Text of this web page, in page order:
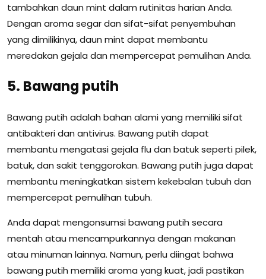
tambahkan daun mint dalam rutinitas harian Anda.
Dengan aroma segar dan sifat-sifat penyembuhan
yang dimilikinya, daun mint dapat membantu
meredakan gejala dan mempercepat pemulihan Anda.
5. Bawang putih
Bawang putih adalah bahan alami yang memiliki sifat
antibakteri dan antivirus. Bawang putih dapat
membantu mengatasi gejala flu dan batuk seperti pilek,
batuk, dan sakit tenggorokan. Bawang putih juga dapat
membantu meningkatkan sistem kekebalan tubuh dan
mempercepat pemulihan tubuh.
Anda dapat mengonsumsi bawang putih secara
mentah atau mencampurkannya dengan makanan
atau minuman lainnya. Namun, perlu diingat bahwa
bawang putih memiliki aroma yang kuat, jadi pastikan